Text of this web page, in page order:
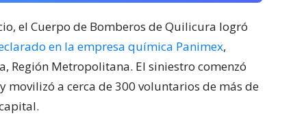
el Cuerpo de Bomberos de Quilicura logró
en la empresa química Panimex,
Región Metropolitana. El siniestro comenzó
movilizó a cerca de 300 voluntarios de más de